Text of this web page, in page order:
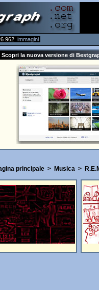
962 immagini
Scopri la nuova versione di
principale > Musica >